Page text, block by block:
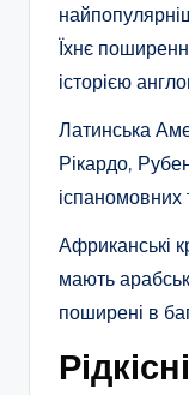
Їхнє
історією
Латинська
Рікардо,
іспаномовних
Африканські
мають
поширені в